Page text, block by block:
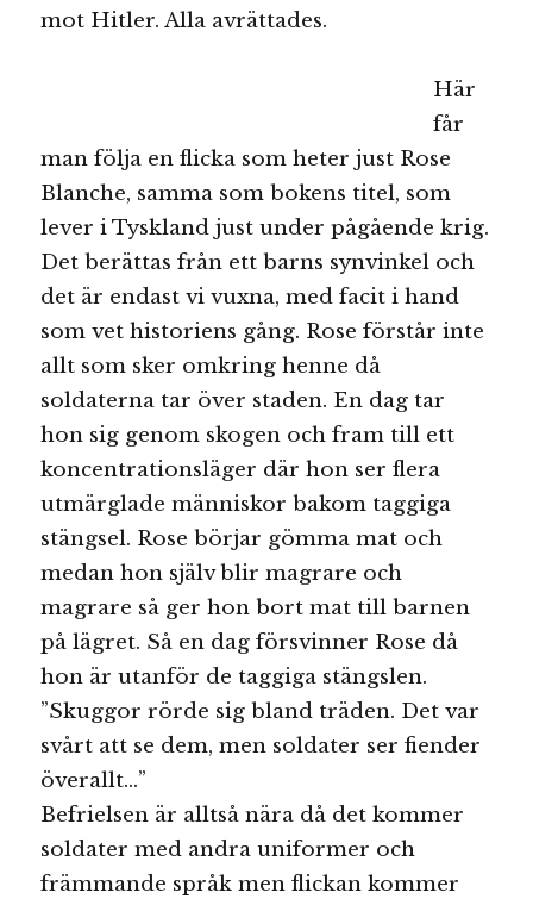
mot Hitler. Alla avrättades.
Här
får
man följa en flicka som heter just Rose
Blanche, samma som bokens titel, som
lever i Tyskland just under pågående krig.
Det berättas från ett barns synvinkel och
det är endast vi vuxna, med facit i hand
som vet historiens gång. Rose förstår inte
allt som sker omkring henne då
soldaterna tar över staden. En dag tar
hon sig genom skogen och fram till ett
koncentrationsläger där hon ser flera
utmärglade människor bakom taggiga
stängsel. Rose börjar gömma mat och
medan hon själv blir magrare och
magrare så ger hon bort mat till barnen
på lägret. Så en dag försvinner Rose då
hon är utanför de taggiga stängslen.
”Skuggor rörde sig bland träden. Det var
svårt att se dem, men soldater ser fiender
överallt…”
Befrielsen är alltså nära då det kommer
soldater med andra uniformer och
främmande språk men flickan kommer